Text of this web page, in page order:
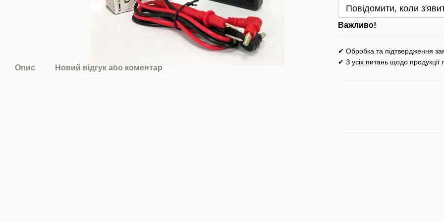
Опис Новий відгук або коментар
Повідомити, коли
Важливо!
✔ Обробка та підтвердження
✔ З усіх питань щодо продукції